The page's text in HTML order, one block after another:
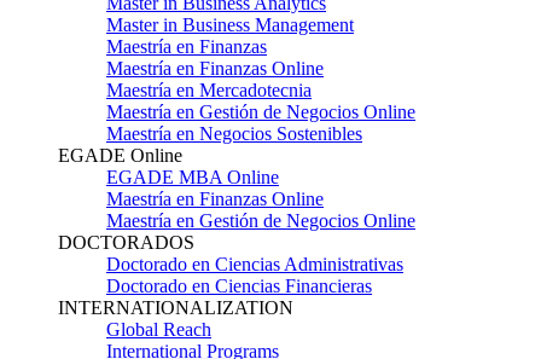
Master in Business Management
Maestría en Finanzas
Maestría en Finanzas Online
Maestría en Mercadotecnia
Maestría en Gestión de Negocios Online
Maestría en Negocios Sostenibles
EGADE Online
EGADE MBA Online
Maestría en Finanzas Online
Maestría en Gestión de Negocios Online
DOCTORADOS
Doctorado en Ciencias Administrativas
Doctorado en Ciencias Financieras
INTERNATIONALIZATION
Global Reach
International Programs